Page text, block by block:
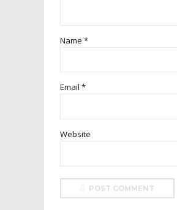
Name *
Email *
Website
POST COMMENT